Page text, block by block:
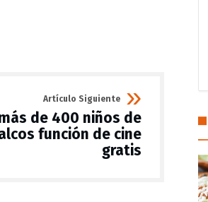
Artículo Siguiente
de 400 niños de
función de cine
gratis